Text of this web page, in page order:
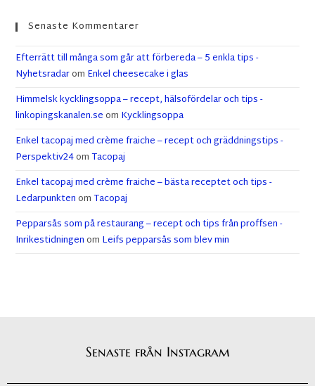
Senaste Kommentarer
Efterrätt till många som går att förbereda – 5 enkla tips -
Nyhetsradarom Enkel cheesecake i glas
Himmelsk kycklingsoppa – recept, hälsofördelar och tips -
linkopingskanalen.seom Kycklingsoppa
Enkel tacopaj med crème fraiche – recept och gräddningstips -
Perspektiv24omTacopaj
Enkel tacopaj med crème fraiche – bästa receptet och tips -
LedarpunktenomTacopaj
Pepparsås som på restaurang – recept och tips från proffsen -
Inrikestidningenom Leifs pepparsås som blev min
Senaste från Instagram